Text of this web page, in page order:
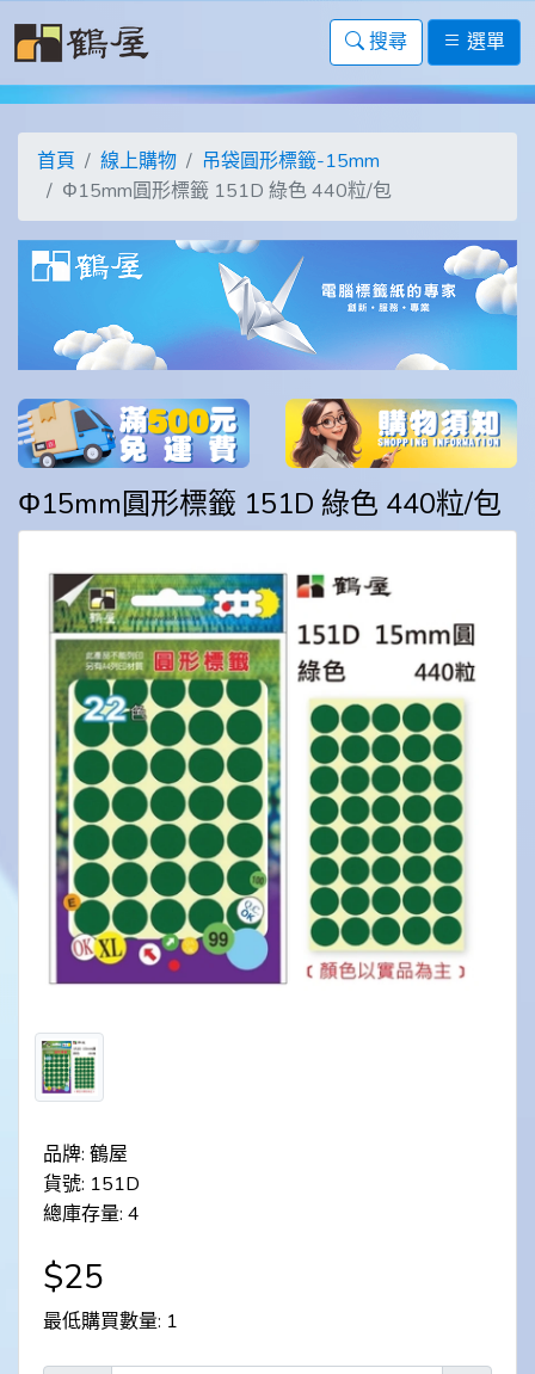
搜尋 選單
首頁 線上購物
吊袋圓形標籤-15mm
Φ15mm圓形標籤 151D 綠色 440粒/包
Φ15mm圓形標籤 151D 綠色 440粒/包
品牌: 鶴屋
貨號: 151D
總庫存量: 4
$25
最低購買數量: 1